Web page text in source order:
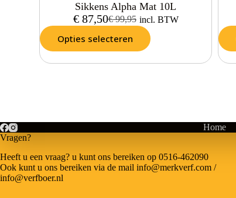
Sikkens Alpha Mat 10L
€99,95
€87,50 incl. BTW
Opties selecteren
Home
Vragen?
Heeft u een vraag? u kunt ons bereiken op 0516-462090
Ook kunt u ons bereiken via de mail info@merkverf.com /
info@verfboer.nl